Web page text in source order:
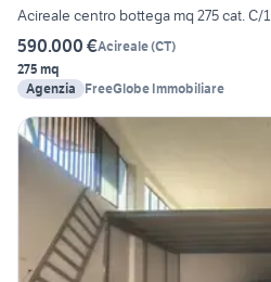
Acireale centro bottega mq 275 cat. C/1
590.000 €Acireale(CT)
275 mq
Agenzia
FreeGlobe Immobiliare